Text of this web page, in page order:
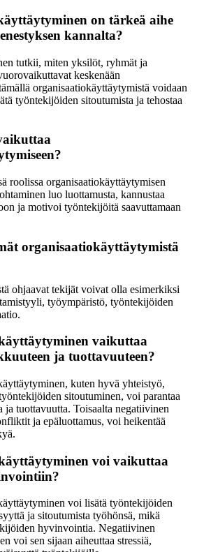
on tärkeä aihe
kannalta?
tutkii, miten yksilöt, ryhmät ja
keskenään
organisaatiokäyttäytymistä voidaan
työntekijöiden sitoutumista ja tehostaa
roolissa organisaatiokäyttäytymisen
luo luottamusta, kannustaa
ja motivoi työntekijöitä saavuttamaan
organisaatiokäyttäytymistä
ohjaavat tekijät voivat olla esimerkiksi
työympäristö, työntekijöiden
vaikuttaa
ja tuottavuuteen?
kuten hyvä yhteistyö,
sitoutuminen, voi parantaa
ja tuottavuutta. Toisaalta negatiivinen
ja epäluottamus, voi heikentää
voi vaikuttaa
voi lisätä työntekijöiden
ja sitoutumista työhönsä, mikä
hyvinvointia. Negatiivinen
voi sen sijaan aiheuttaa stressiä,